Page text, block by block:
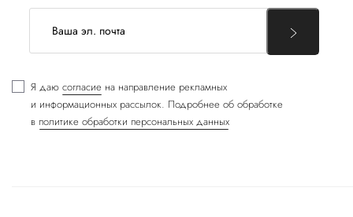
Я даю согласие на направление рекламных
и информационных рассылок. Подробнее об обработке
в политике обработки персональных данных